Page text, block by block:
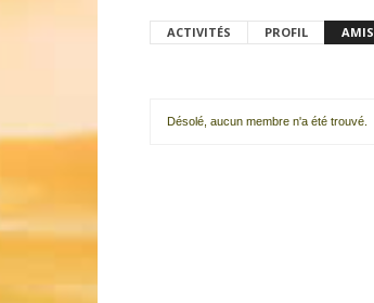
ACTIVITÉS PROFIL AMIS
Désolé, aucun membre n'a été trouvé.